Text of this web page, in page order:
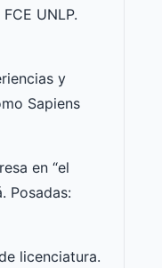
UNLP.
y
Sapiens
en “el
Posadas:
licenciatura.